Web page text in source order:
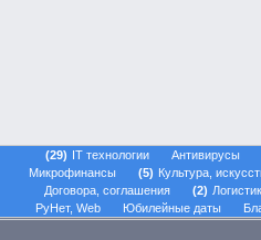
29 IT технологии Антивирусы
Микрофинансы
5 Культура,
Договора, соглашения
2
РуНет, Web
Юбилейные даты